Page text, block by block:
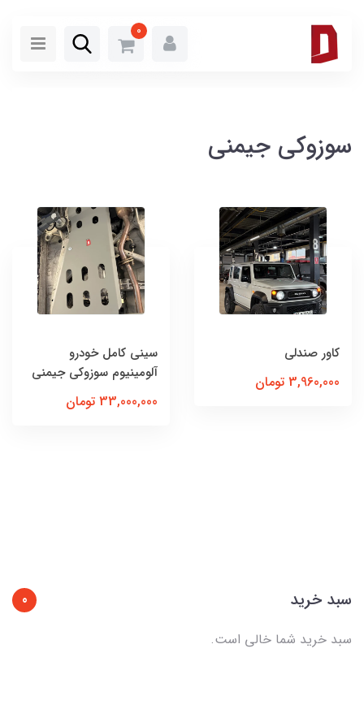
0
سوزوکی جیمنی
کاور صندلی
3,960,000 تومان
سینی کامل خودرو
آلومینیوم سوزوکی جیمنی
33,000,000 تومان
سبد خرید
0
سبد خرید شما خالی است.